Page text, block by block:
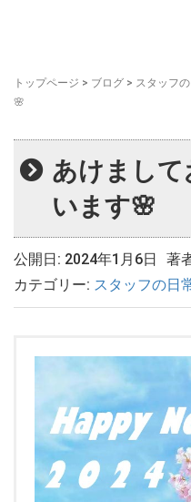
トップページ > ブログ > スタッフ
🌸
あけまし
います🌸
公開日: 2024年1月6日 著
カテゴリー: スタッフの日